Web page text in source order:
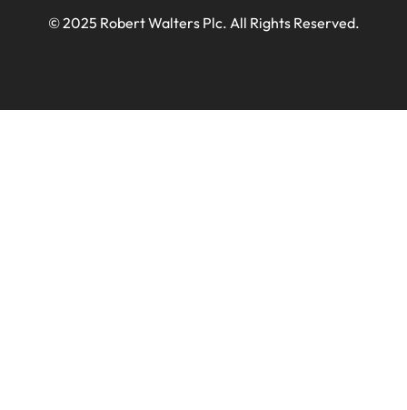
© 2025 Robert Walters Plc. All Rights Reserved.